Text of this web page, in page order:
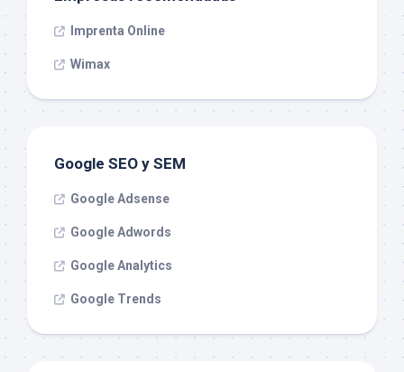
Imprenta Online
Wimax
Google SEO y SEM
Google Adsense
Google Adwords
Google Analytics
Google Trends